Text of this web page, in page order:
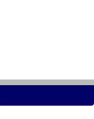
Sari la conținut